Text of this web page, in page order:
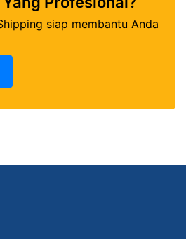
siap membantu Anda